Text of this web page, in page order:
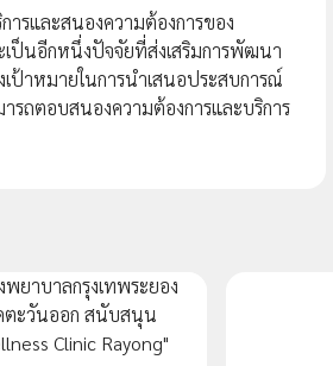
รและสนองความต้องการของ
ป็นอีกหนึ่งปัจจัยที่ส่งเสริมการพัฒนา
ป้าหมายในการนำเสนอประสบการณ์
ถตอบสนองความต้องการและบริการ